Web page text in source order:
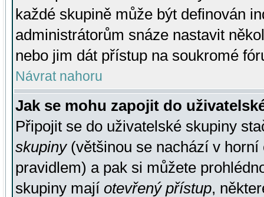
každé skupině může být definován
administrátorům snáze nastavit
nebo jim dát přístup na soukromé
Návrat nahoru
Jak se mohu zapojit do
Připojit se do uživatelské skupiny
skupiny(většinou se nachází v horní
pravidlem) a pak si můžete
skupiny mají otevřený přístup,